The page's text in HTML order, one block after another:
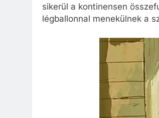
sikerül a kontinensen
légballonnal menekülnek a